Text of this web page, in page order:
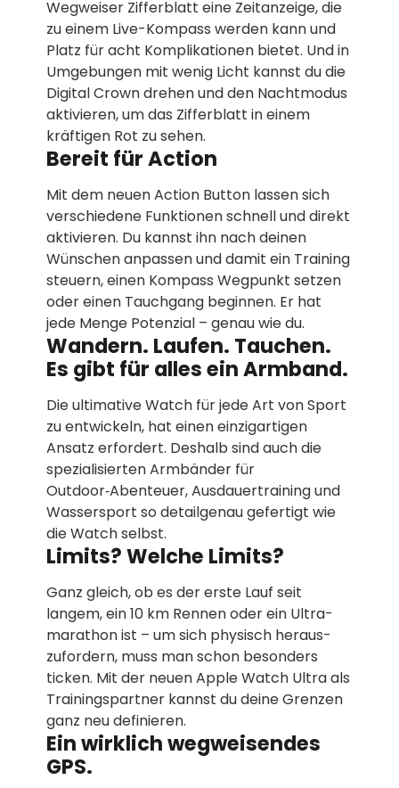
Wegweiser Ziffer­blatt eine Zeit­anzeige, die
zu einem Live-Kompass werden kann und
Platz für acht Kompli­kationen bietet. Und in
Umge­bungen mit wenig Licht kannst du die
Digital Crown drehen und den Nacht­­modus
aktivieren, um das Ziffer­blatt in einem
kräftigen Rot zu sehen.
Bereit für Action
Mit dem neuen Action Button lassen sich
verschie­dene Funktionen schnell und direkt
aktivieren. Du kannst ihn nach deinen
Wünschen anpassen und damit ein Training
steuern, einen Kompass Wegpunkt setzen
oder einen Tauch­gang beginnen. Er hat
jede Menge Potenzial – genau wie du.
Wandern. Laufen. Tauchen.
Es gibt für alles ein Armband.
Die ultimative Watch für jede Art von Sport
zu entwickeln, hat einen einzigartigen
Ansatz erfordert. Deshalb sind auch die
spezialisierten Armbänder für
Outdoor‑Abenteuer, Aus­dauer­training und
Wassersport so detail­genau gefertigt wie
die Watch selbst.
Limits? Welche Limits?
Ganz gleich, ob es der erste Lauf seit
langem, ein 10 km Rennen oder ein Ultra­­
marathon ist – um sich physisch heraus­­
zufordern, muss man schon besonders
ticken. Mit der neuen Apple Watch Ultra als
Trainings­­partner kannst du deine Grenzen
ganz neu definieren.
Ein wirklich wegweisendes
GPS.